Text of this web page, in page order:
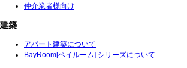
仲介業者様向け
建築
アパート建築について
BayRoom[ベイルーム] シリーズについて